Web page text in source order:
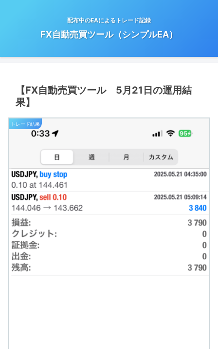
配布中のEAによるトレード記録
FX自動売買ツール（シンプルEA）
【FX自動売買ツール 5月21日の運用結
果】
トレード結果